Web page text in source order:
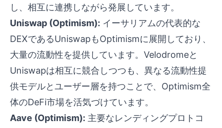
し、相互に連携しながら発展しています。
Uniswap (Optimism): イーサリアムの代表的な
DEXであるUniswapもOptimismに展開しており、
大量の流動性を提供しています。Velodromeと
Uniswapは相互に競合しつつも、異なる流動性提
供モデルとユーザー層を持つことで、Optimism全
体のDeFi市場を活気づけています。
Aave (Optimism): 主要なレンディングプロトコ